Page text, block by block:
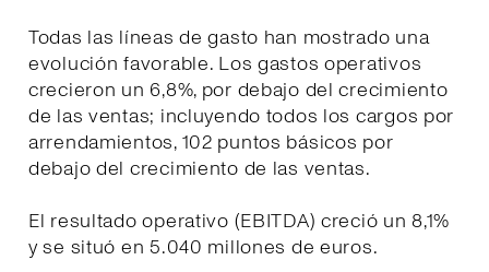
Todas las líneas de gasto han mostrado una
evolución favorable. Los gastos operativos
crecieron un 6,8%, por debajo del crecimiento
de las ventas; incluyendo todos los cargos por
arrendamientos, 102 puntos básicos por
debajo del crecimiento de las ventas.
El resultado operativo (EBITDA) creció un 8,1%
y se situó en 5.040 millones de euros.